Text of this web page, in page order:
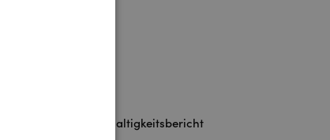
Nachhaltigkeitsbericht